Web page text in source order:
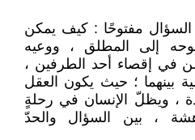
مفتوحًا : كيف يمكن
إلى المطلق ، ووعيه
في إقصاء أحد الطرفين ،
بينهما ؛ حيث يكون العقل
، ويظلّ الإنسان في رحلةٍ
، بين السؤال والحدّ